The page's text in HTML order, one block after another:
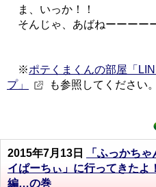
ま、いっか！！
そんじゃ、あばねーーーー
※ポテくまくんの部屋「
プ」
も参照してください。
2015年7月13日
「ふっかち
イぱーちぃ」に行ってきたよ
編…の巻